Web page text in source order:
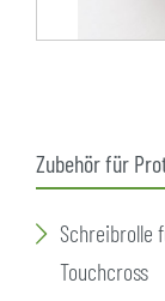
Zubehör für
Schreibrolle
Touchcross